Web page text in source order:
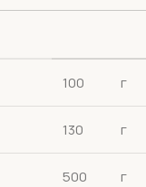
100 г
130 г
500 г